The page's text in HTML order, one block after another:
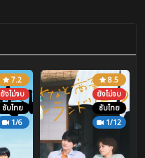
7.2
ยังไม่จบ
ซับไทย
1/6
8.5
ยังไม่จบ
ซับไทย
1/12